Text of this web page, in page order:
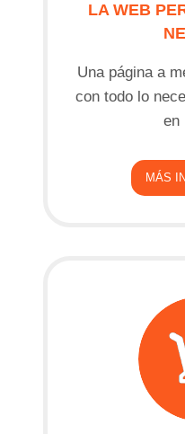
LA WEB
Una página a
con todo lo
en
MÁS